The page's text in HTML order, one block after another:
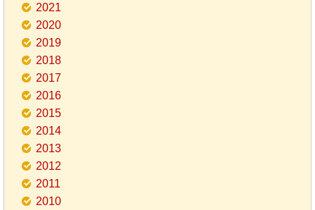
2021
2020
2019
2018
2017
2016
2015
2014
2013
2012
2011
2010